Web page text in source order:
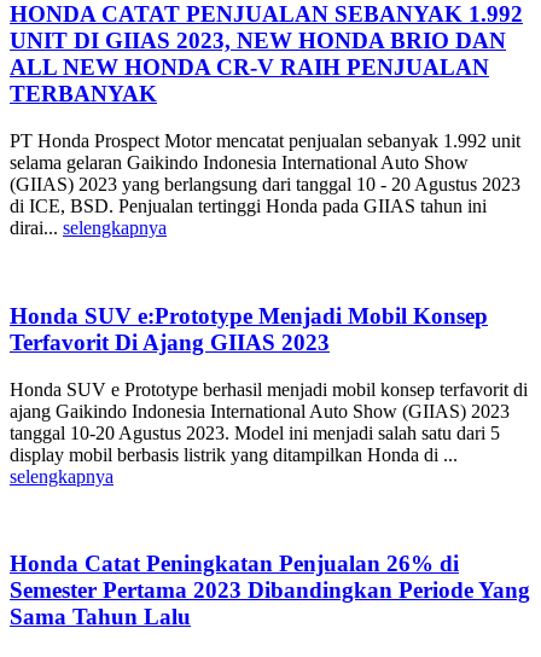
HONDA CATAT PENJUALAN SEBANYAK 1.992
UNIT DI GIIAS 2023, NEW HONDA BRIO DAN
ALL NEW HONDA CR-V RAIH PENJUALAN
TERBANYAK
PT Honda Prospect Motor mencatat penjualan sebanyak 1.992 unit
selama gelaran Gaikindo Indonesia International Auto Show
(GIIAS) 2023 yang berlangsung dari tanggal 10 - 20 Agustus 2023
di ICE, BSD. Penjualan tertinggi Honda pada GIIAS tahun ini
dirai... selengkapnya
Honda SUV e:Prototype Menjadi Mobil Konsep
Terfavorit Di Ajang GIIAS 2023
Honda SUV e Prototype berhasil menjadi mobil konsep terfavorit di
ajang Gaikindo Indonesia International Auto Show (GIIAS) 2023
tanggal 10-20 Agustus 2023. Model ini menjadi salah satu dari 5
display mobil berbasis listrik yang ditampilkan Honda di ...
selengkapnya
Honda Catat Peningkatan Penjualan 26% di
Semester Pertama 2023 Dibandingkan Periode Yang
Sama Tahun Lalu